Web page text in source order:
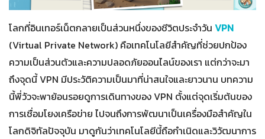
โลกที่อินเทอร์เน็ตกลายเป็นส่วนหนึ่งของชีวิตประจำวัน VPN
(Virtual Private Network) คือเทคโนโลยีสำคัญที่ช่วยปกป้อง
ความเป็นส่วนตัวและความปลอดภัยออนไลน์ของเรา แต่กว่าจะมา
ถึงจุดนี้ VPN มีประวัติความเป็นมาที่น่าสนใจและยาวนาน บทความ
นี้พี่วัวจะพาย้อนรอยดูการเดินทางของ VPN ตั้งแต่จุดเริ่มต้นของ
การเชื่อมโยงเครือข่าย ไปจนถึงการพัฒนาเป็นเครื่องมือสำคัญใน
โลกดิจิทัลปัจจุบัน มาดูกันว่าเทคโนโลยีนี้ถือกำเนิดและวิวัฒนาการ